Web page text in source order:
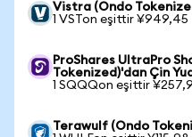
Vistra (Ondo
1 VSTon eşittir ¥949,45
ProShares UltraPro
Tokenized)'dan Çin
1 SQQQon eşittir
Terawulf (Ondo